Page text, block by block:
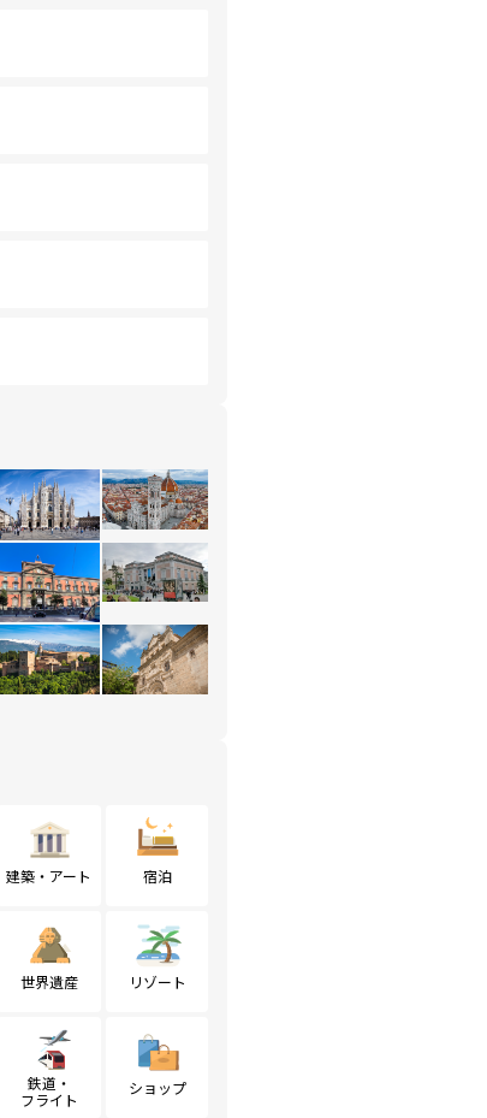
建築・アート 宿泊
世界遺産 リゾート
鉄道・
フライト
ショップ